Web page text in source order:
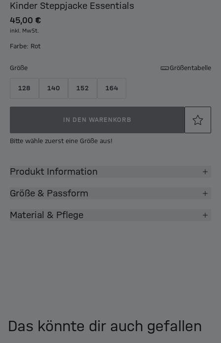
Kinder Steppjacke Essentials
45,00 €
inkl. MwSt.
Farbe: Rot
Größe Größentabelle
128 140 152 164
IN DEN WARENKORB
Bitte wähle zuerst eine Größe aus!
Produkt Information
Größe & Passform
Material & Pflege
Das könnte dir auch gefallen